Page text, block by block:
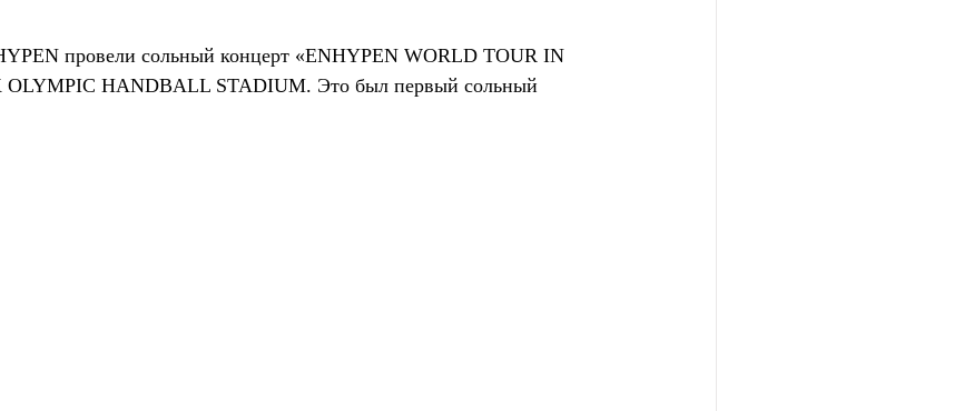
провели сольный концерт «ENHYPEN WORLD TOUR IN
OLYMPIC HANDBALL STADIUM. Это был первый сольный